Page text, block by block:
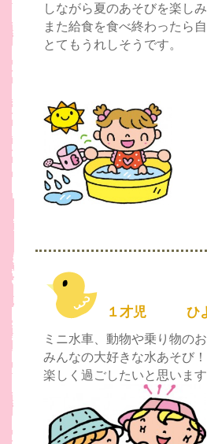
しながら夏のあそびを楽し
また給食を食べ終わったら
とてもうれしそうです。
１才児 ひよ
ミニ水車、動物や乗り物の
みんなの大好きな水あそび
楽しく過ごしたいと思います